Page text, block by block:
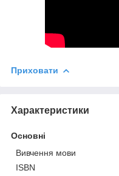
Приховати
Характеристики
Основні
Вивчення мови
ISBN